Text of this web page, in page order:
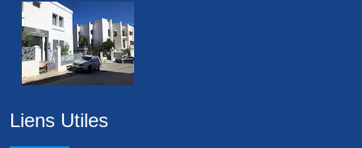
Liens Utiles